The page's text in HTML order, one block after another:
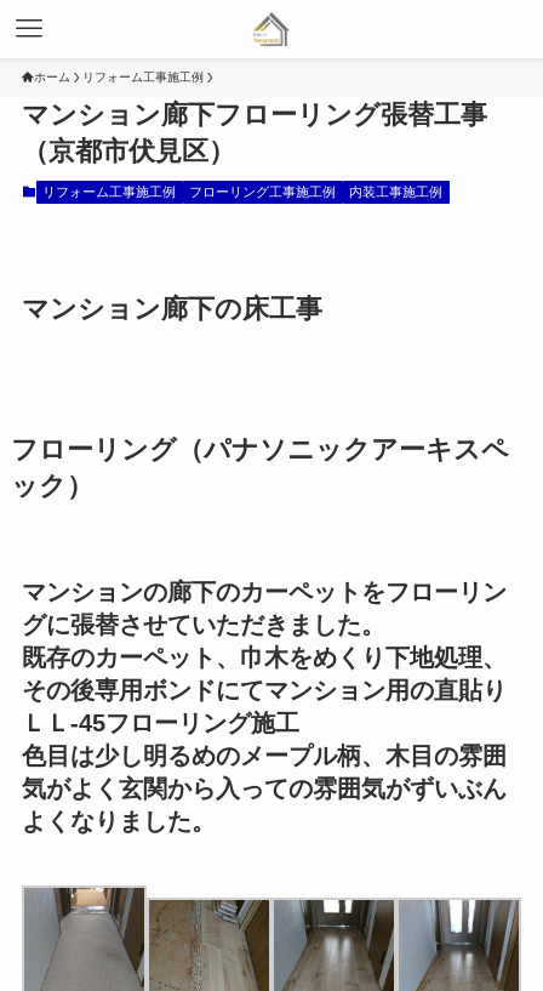
ホーム リフォーム工事施工例
マンション廊下フローリング張替工事
（京都市伏見区）
リフォーム工事施工例 フローリング工事施工例 内装工事施工例
マンション廊下の床工事
フローリング（パナソニックアーキスペ
ック）
マンションの廊下のカーペットをフローリン
グに張替させていただきました。
既存のカーペット、巾木をめくり下地処理、
その後専用ボンドにてマンション用の直貼り
ＬＬ-45フローリング施工
色目は少し明るめのメープル柄、木目の雰囲
気がよく玄関から入っての雰囲気がずいぶん
よくなりました。